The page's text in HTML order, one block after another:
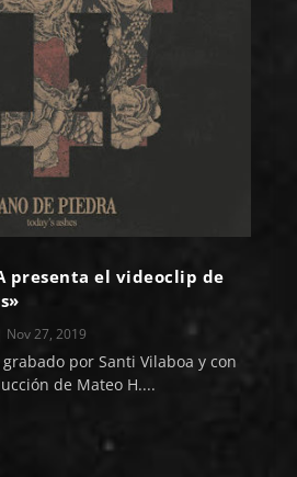
presenta el videoclip de
Nov 27, 2019
por Santi Vilaboa y con
de Mateo H....